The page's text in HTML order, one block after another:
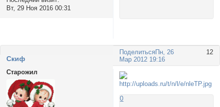
Вт, 29 Ноя 2016 00:31
Поделиться 12
Пн, 26
Мар 2012 19:16
Cкиф
Старожил
0